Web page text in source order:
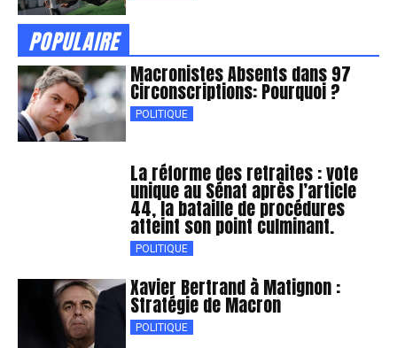
POPULAIRE
Macronistes Absents dans 97
Circonscriptions: Pourquoi ?
POLITIQUE
La réforme des retraites : vote
unique au Sénat après l’article
44, la bataille de procédures
atteint son point culminant.
POLITIQUE
Xavier Bertrand à Matignon :
Stratégie de Macron
POLITIQUE